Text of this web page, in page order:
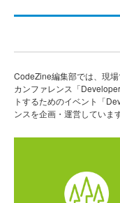
CodeZine編集部では、現
カンファレンス「
トするためのイベント「
ンスを企画・運営しています